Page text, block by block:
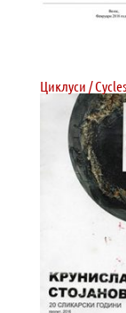
Циклуси /